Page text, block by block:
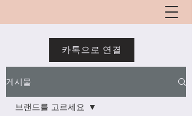
카톡으로 연결
게시물
브랜드를 고르세요